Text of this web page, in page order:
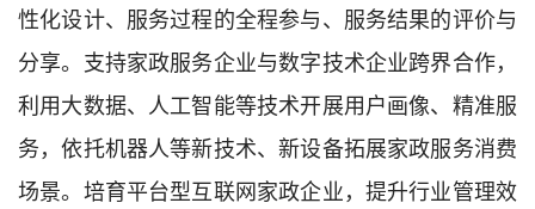
性化设计、服务过程的全程参与、服务结果的评价与
分享。支持家政服务企业与数字技术企业跨界合作，
利用大数据、人工智能等技术开展用户画像、精准服
务，依托机器人等新技术、新设备拓展家政服务消费
场景。培育平台型互联网家政企业，提升行业管理效